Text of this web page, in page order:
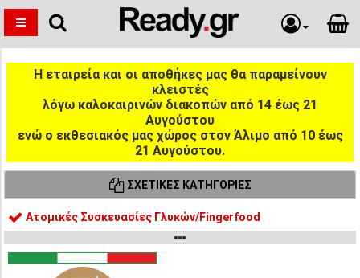
Η εταιρεία και οι αποθήκες μας θα παραμείνουν
κλειστές
λόγω καλοκαιρινών διακοπών από 14 έως 21
Αυγούστου
ενώ ο εκθεσιακός μας χώρος στον Άλιμο από 10 έως
21 Αυγούστου.
ΣΧΕΤΙΚΈΣ ΚΑΤΗΓΟΡΊΕΣ
Ατομικές Συσκευασίες Γλυκών/Fingerfood